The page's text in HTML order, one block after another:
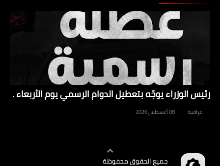
رئيس الوزراء يوجّه بتعطيل الدوام الرسمي يوم الأربعاء .
عراقية 08 أغسطس 2026
جميع الحقوق محفوظة